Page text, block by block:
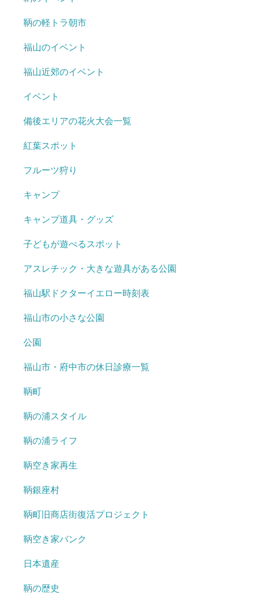
鞆の軽トラ朝市
福山のイベント
福山近郊のイベント
イベント
備後エリアの花火大会一覧
紅葉スポット
フルーツ狩り
キャンプ
キャンプ道具・グッズ
子どもが遊べるスポット
アスレチック・大きな遊具がある公園
福山駅ドクターイエロー時刻表
福山市の小さな公園
公園
福山市・府中市の休日診療一覧
鞆町
鞆の浦スタイル
鞆の浦ライフ
鞆空き家再生
鞆銀座村
鞆町旧商店街復活プロジェクト
鞆空き家バンク
日本遺産
鞆の歴史